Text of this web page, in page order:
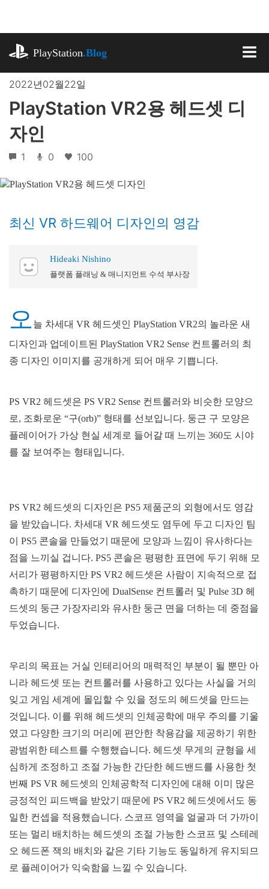
로
뛰
PlayStation.Blog
2022년02월22일
PlayStation VR2용 헤드셋 디
자인
1 0 100
최신 VR 하드웨어 디자인의 영감
Hideaki Nishino
플랫폼 플래닝 & 매니지먼트 수석 부사장
오 늘 차세대 VR 헤드셋인 PlayStation VR2의 놀라운 새
디자인과 업데이트된 PlayStation VR2 Sense 컨트롤러의 최
종 디자인 이미지를 공개하게 되어 매우 기쁩니다.
PS VR2 헤드셋은 PS VR2 Sense 컨트롤러와 비슷한 모양으
로, 조화로운 “구(orb)” 형태를 선보입니다. 둥근 구 모양은
플레이어가 가상 현실 세계로 들어갈 때 느끼는 360도 시야
를 잘 보여주는 형태입니다.
PS VR2 헤드셋의 디자인은 PS5 제품군의 외형에서도 영감
을 받았습니다. 차세대 VR 헤드셋도 염두에 두고 디자인 팀
이 PS5 콘솔을 만들었기 때문에 모양과 느낌이 유사하다는
점을 느끼실 겁니다. PS5 콘솔은 평평한 표면에 두기 위해 모
서리가 평평하지만 PS VR2 헤드셋은 사람이 지속적으로 접
촉하기 때문에 디자인에 DualSense 컨트롤러 및 Pulse 3D 헤
드셋의 둥근 가장자리와 유사한 둥근 면을 더하는 데 중점을
두었습니다.
우리의 목표는 거실 인테리어의 매력적인 부분이 될 뿐만 아
니라 헤드셋 또는 컨트롤러를 사용하고 있다는 사실을 거의
잊고 게임 세계에 몰입할 수 있을 정도의 헤드셋을 만드는
것입니다. 이를 위해 헤드셋의 인체공학에 매우 주의를 기울
였고 다양한 크기의 머리에 편안한 착용감을 제공하기 위한
광범위한 테스트를 수행했습니다. 헤드셋 무게의 균형을 세
심하게 조정하고 조절 가능한 간단한 헤드밴드를 사용한 첫
번째 PS VR 헤드셋의 인체공학적 디자인에 대해 이미 많은
긍정적인 피드백을 받았기 때문에 PS VR2 헤드셋에서도 동
일한 컨셉을 적용했습니다. 스코프 영역을 얼굴과 더 가까이
또는 멀리 배치하는 헤드셋의 조절 가능한 스코프 및 스테레
오 헤드폰 잭의 배치와 같은 기타 기능도 동일하게 유지되므
로 플레이어가 익숙함을 느낄 수 있습니다.